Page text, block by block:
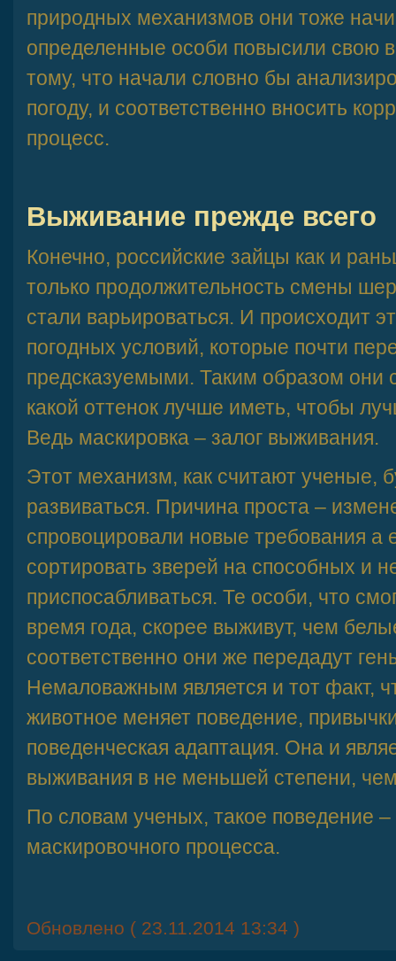
природных механизмов они тоже
определенные особи повысили свою
тому, что начали словно бы
погоду, и соответственно вносить
процесс.
Выживание прежде всего
Конечно, российские зайцы как и
только продолжительность смены
стали варьироваться. И происходит
погодных условий, которые почти
предсказуемыми. Таким образом они
какой оттенок лучше иметь, чтобы
Ведь маскировка – залог выживания.
Этот механизм, как считают ученые,
развиваться. Причина проста –
спровоцировали новые требования а
сортировать зверей на способных и
приспосабливаться. Те особи, что
время года, скорее выживут, чем
соответственно они же передадут
Немаловажным является и тот факт,
животное меняет поведение,
поведенческая адаптация. Она и
выживания в не меньшей степени,
По словам ученых, такое поведение
маскировочного процесса.
Обновлено ( 23.11.2014 13:34 )